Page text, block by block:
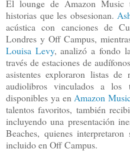
El lounge de Amazon Music
historias que les obsesionan.
acústica con canciones de
Londres y Off Campus,
Louisa Levy, analizó a fondo
través de estaciones de
asistentes exploraron listas de
audiolibros vinculados a los
disponibles ya en Amazon
talentos favoritos, también
incluyendo una presentación
Beaches, quienes
incluido en Off Campus.